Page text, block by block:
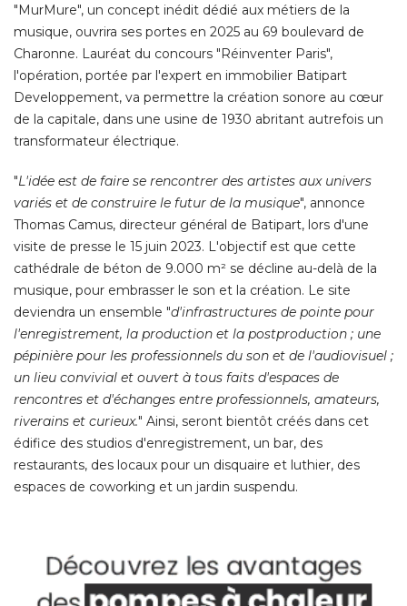
"MurMure", un concept inédit dédié aux métiers de la
musique, ouvrira ses portes en 2025 au 69 boulevard de
Charonne. Lauréat du concours "Réinventer Paris",
l'opération, portée par l'expert en immobilier Batipart
Developpement, va permettre la création sonore au cœur
de la capitale, dans une usine de 1930 abritant autrefois un
transformateur électrique.
"L'idée est de faire se rencontrer des artistes aux univers
variés et de construire le futur de la musique", annonce
Thomas Camus, directeur général de Batipart, lors d'une
visite de presse le 15 juin 2023. L'objectif est que cette
cathédrale de béton de 9.000 m² se décline au-delà de la
musique, pour embrasser le son et la création. Le site
deviendra un ensemble "d'infrastructures de pointe pour
l'enregistrement, la production et la postproduction ; une
pépinière pour les professionnels du son et de l'audiovisuel ;
un lieu convivial et ouvert à tous faits d'espaces de
rencontres et d'échanges entre professionnels, amateurs,
riverains et curieux." Ainsi, seront bientôt créés dans cet
édifice des studios d'enregistrement, un bar, des
restaurants, des locaux pour un disquaire et luthier, des
espaces de coworking et un jardin suspendu.